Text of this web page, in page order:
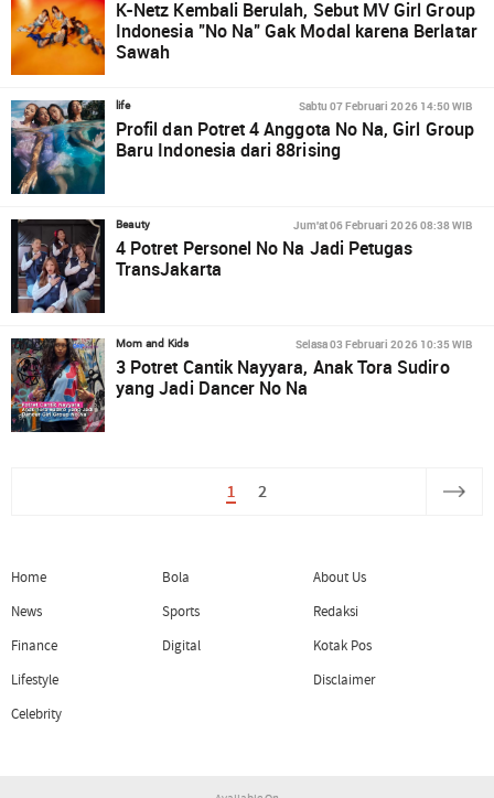
K-Netz Kembali Berulah, Sebut MV Girl Group
Indonesia "No Na" Gak Modal karena Berlatar
Sawah
life Sabtu 07 Februari 2026 14:50 WIB
Profil dan Potret 4 Anggota No Na, Girl Group
Baru Indonesia dari 88rising
Beauty Jum'at 06 Februari 2026 08:38 WIB
4 Potret Personel No Na Jadi Petugas
TransJakarta
Mom and Kids Selasa 03 Februari 2026 10:35 WIB
3 Potret Cantik Nayyara, Anak Tora Sudiro
yang Jadi Dancer No Na
1 2
Home
News
Finance
Lifestyle
Celebrity
Bola
Sports
Digital
About Us
Redaksi
Kotak Pos
Disclaimer